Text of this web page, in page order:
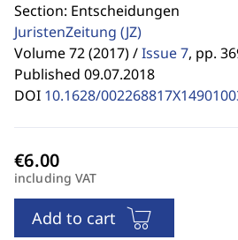
Section: Entscheidungen
JuristenZeitung (JZ)
Volume 72 (2017) /Issue 7, pp.
Published 09.07.2018
DOI 10.1628/
including VAT
Add to cart